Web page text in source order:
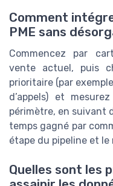
Comment
PME sans
Commencez par
vente actuel, puis
prioritaire (par
d’appels) et
périmètre, en suivant
temps gagné par
étape du pipeline et
Quelles sont les